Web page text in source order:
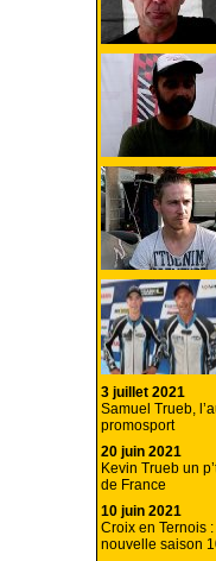
3 juillet 2021
Samuel Trueb,
promosport
20 juin 2021
Kevin Trueb un
de France
10 juin 2021
Croix en Ternois
nouvelle saison